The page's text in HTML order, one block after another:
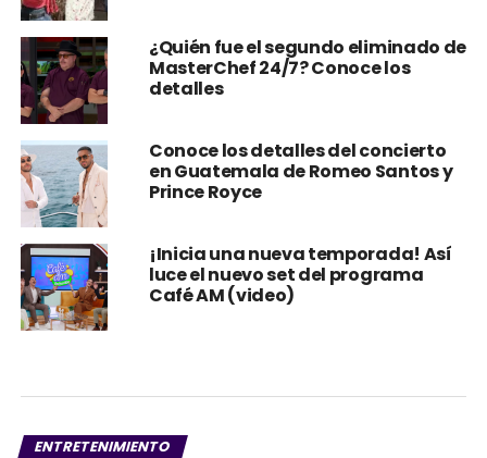
¿Quién fue el segundo eliminado de
MasterChef 24/7? Conoce los
detalles
Conoce los detalles del concierto
en Guatemala de Romeo Santos y
Prince Royce
¡Inicia una nueva temporada! Así
luce el nuevo set del programa
Café AM (video)
ENTRETENIMIENTO